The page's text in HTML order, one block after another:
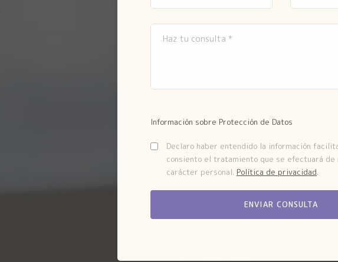
Información sobre Protección de Datos
Declaro haber entendido la información
consiento el tratamiento que se efectuará de
carácter personal. Política de privacidad.